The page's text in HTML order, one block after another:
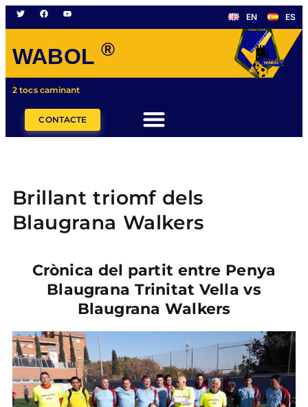
EN ES
WABOL ®
2 tocs caminant
CONTACTE
Brillant triomf dels
Blaugrana Walkers
Crònica del partit entre Penya
Blaugrana Trinitat Vella vs
Blaugrana Walkers